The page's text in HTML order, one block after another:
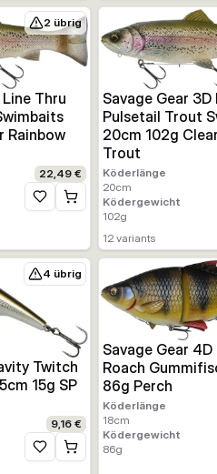
2 übrig
Thru
Rainbow
22,49 €
Zur Wunschliste hinzufügen
Savage Gear 3D
Pulsetail Trout
20cm 102g
Trout
Köderlänge
20cm
Ködergewicht
102g
12 variants
4 übrig
Twitch
15g SP
9,16 €
Zur Wunschliste hinzufügen
Savage Gear
Roach
86g Perch
Köderlänge
18cm
Ködergewicht
86g